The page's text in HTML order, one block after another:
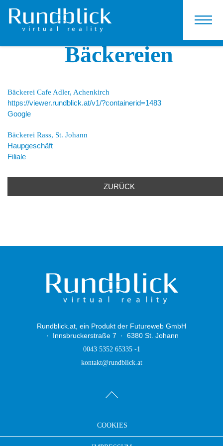
Bäckereien
Bäckerei Cafe Adler, Achenkirch
https://viewer.rundblick.at/v1/?containerid=1483
Google
Bäckerei Rass, St. Johann
Haupgeschäft
Filiale
ZURÜCK
Rundblick.at, ein Produkt der Futureweb GmbH
Innsbruckerstraße 7
6380 St. Johann
0043 5352 65335 -1
kontakt@rundblick.at
COOKIES